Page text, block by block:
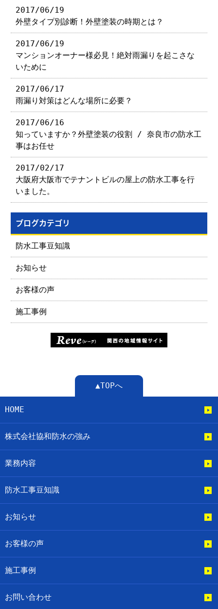
2017/06/19
外壁タイプ別診断！外壁塗装の時期とは？
2017/06/19
マンションオーナー様必見！絶対雨漏りを起こさな
いために
2017/06/17
雨漏り対策はどんな場所に必要？
2017/06/16
知っていますか？外壁塗装の役割 / 奈良市の防水工
事はお任せ
2017/02/17
大阪府大阪市でテナントビルの屋上の防水工事を行
いました。
ブログカテゴリ
防水工事豆知識
お知らせ
お客様の声
施工事例
▲TOPへ
HOME
株式会社協和防水の強み
業務内容
防水工事豆知識
お知らせ
お客様の声
施工事例
お問い合わせ